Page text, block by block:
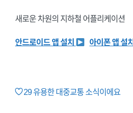
새로운 차원의 지하철 어플리케이션
안드로이드 앱 설치 아이폰 앱 설치
29유용한 대중교통 소식이에요